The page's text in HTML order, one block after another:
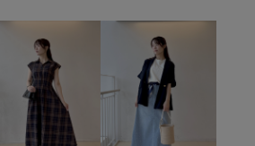
2BUY10%OFF対象商品
RP26SS_goods
RP26under4200 UVカット